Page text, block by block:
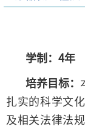
学制：4年
培养目标：
扎实的科学文
及相关法律法